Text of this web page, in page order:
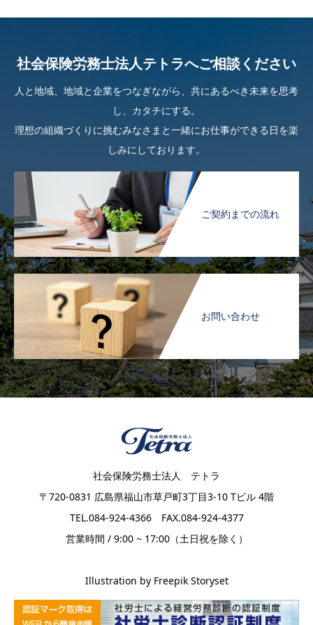
社会保険労務士法人テトラへご相談ください
人と地域、地域と企業をつなぎながら、共にあるべき未来を思考
し、カタチにする。
理想の組織づくりに挑むみなさまと一緒にお仕事ができる日を楽
しみにしております。
ご契約までの流れ
お問い合わせ
社会保険労務士法人 テトラ
〒720-0831 広島県福山市草戸町3丁目3-10 Tビル 4階
TEL.084-924-4366 FAX.084-924-4377
営業時間 / 9:00 ~ 17:00（土日祝を除く）
Illustration by Freepik Storyset